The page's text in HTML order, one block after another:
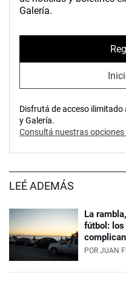
Galería.
Disfrutá de acceso ilimitado
y Galería.
Consultá nuestras
LEÉ ADEMÁS
La
fútbol:
POR JUAN